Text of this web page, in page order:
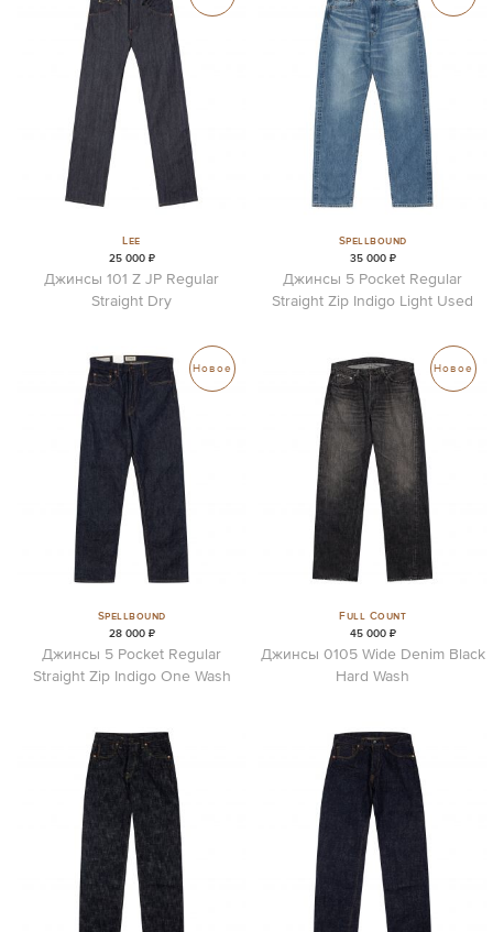
Lee
25 000 ₽
Джинсы 101 Z JP Regular
Straight Dry
Spellbound
35 000 ₽
Джинсы 5 Pocket Regular
Straight Zip Indigo Light Used
Новое
Spellbound
28 000 ₽
Джинсы 5 Pocket Regular
Straight Zip Indigo One Wash
Новое
Full Count
45 000 ₽
Джинсы 0105 Wide Denim Black
Hard Wash